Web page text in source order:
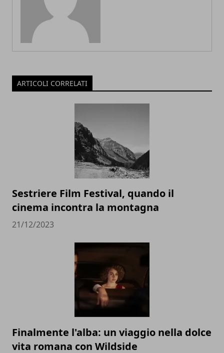
ARTICOLI CORRELATI
Sestriere Film Festival, quando il
cinema incontra la montagna
21/12/2023
Finalmente l'alba: un viaggio nella dolce
vita romana con Wildside